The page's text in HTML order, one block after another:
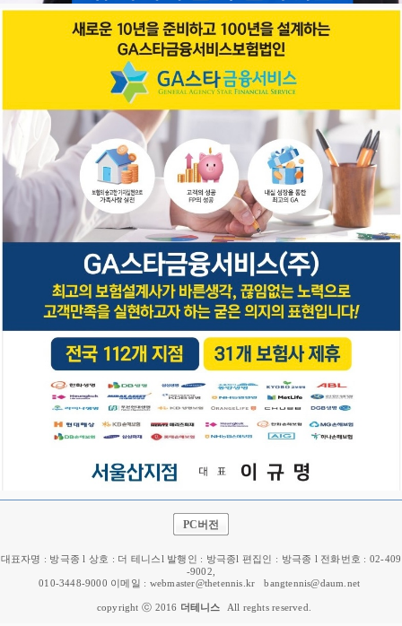
PC버전
대표자명 : 방극종 l 상호 : 더 테니스l 발행인 : 방극종l 편집인 : 방극종 l 전화번호 : 02-409
-9002,
010-3448-9000 이메일 : webmaster@thetennis.krbangtennis@daum.net
copyright ⓒ 2016 더테니스 All reghts reserved.